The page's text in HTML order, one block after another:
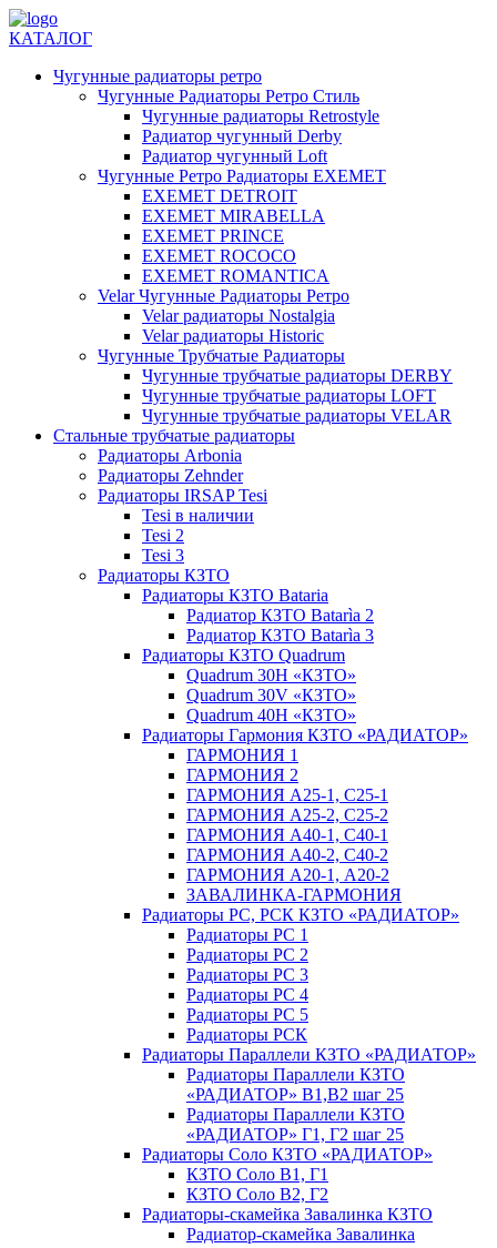
КАТАЛОГ
Чугунные радиаторы ретро
Чугунные Радиаторы Ретро Стиль
Чугунные радиаторы Retrostyle
Радиатор чугунный Derby
Радиатор чугунный Loft
Чугунные Ретро Радиаторы EXEMET
EXEMET DETROIT
EXEMET MIRABELLA
EXEMET PRINCE
EXEMET ROCOCO
EXEMET ROMANTICA
Velar Чугунные Радиаторы Ретро
Velar радиаторы Nostalgia
Velar радиаторы Historic
Чугунные Трубчатые Радиаторы
Чугунные трубчатые радиаторы DERBY
Чугунные трубчатые радиаторы LOFT
Чугунные трубчатые радиаторы VELAR
Стальные трубчатые радиаторы
Радиаторы Arbonia
Радиаторы Zehnder
Радиаторы IRSAP Tesi
Tesi в наличии
Tesi 2
Tesi 3
Радиаторы КЗТО
Радиаторы КЗТО Bataria
Радиатор КЗТО Batarìa 2
Радиатор КЗТО Batarìa 3
Радиаторы КЗТО Quadrum
Quadrum 30H «КЗТО»
Quadrum 30V «КЗТО»
Quadrum 40H «КЗТО»
Радиаторы Гармония КЗТО «РАДИАТОР»
ГАРМОНИЯ 1
ГАРМОНИЯ 2
ГАРМОНИЯ А25-1, С25-1
ГАРМОНИЯ А25-2, С25-2
ГАРМОНИЯ А40-1, С40-1
ГАРМОНИЯ А40-2, С40-2
ГАРМОНИЯ А20-1, А20-2
ЗАВАЛИНКА-ГАРМОНИЯ
Радиаторы РС, РСК КЗТО «РАДИАТОР»
Радиаторы РС 1
Радиаторы РС 2
Радиаторы РС 3
Радиаторы РС 4
Радиаторы РС 5
Радиаторы РСК
Радиаторы Параллели КЗТО «РАДИАТОР»
Радиаторы Параллели КЗТО
«РАДИАТОР» В1,В2 шаг 25
Радиаторы Параллели КЗТО
«РАДИАТОР» Г1, Г2 шаг 25
Радиаторы Соло КЗТО «РАДИАТОР»
КЗТО Соло В1, Г1
КЗТО Соло В2, Г2
Радиаторы-скамейка Завалинка КЗТО
Радиатор-скамейка Завалинка